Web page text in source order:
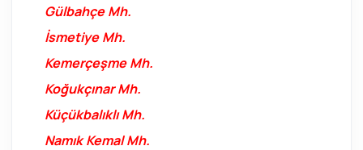
Gülbahçe Mh.
İsmetiye Mh.
Kemerçeşme Mh.
Koğukçınar Mh.
Küçükbalıklı Mh.
Namık Kemal Mh.